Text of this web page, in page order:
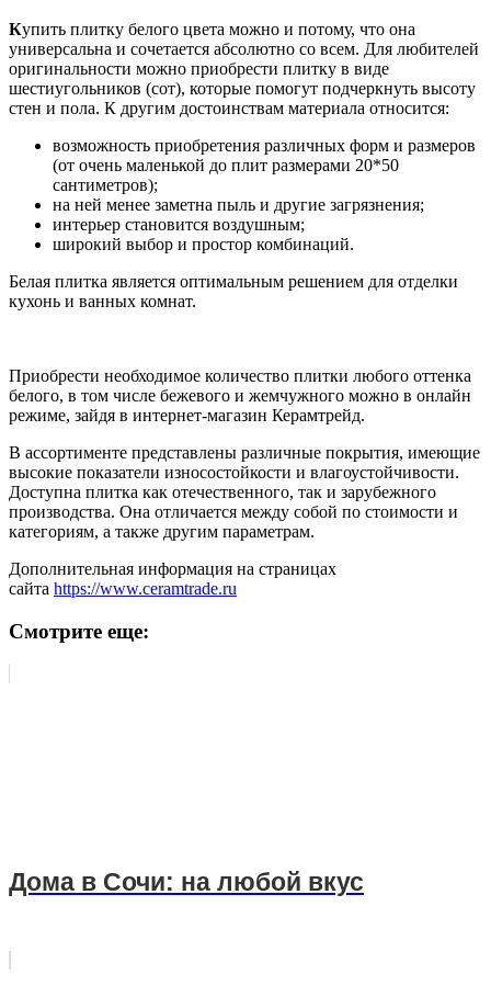
Купить плитку белого цвета можно и потому, что она
универсальна и сочетается абсолютно со всем. Для любителей
оригинальности можно приобрести плитку в виде
шестиугольников (сот), которые помогут подчеркнуть высоту
стен и пола. К другим достоинствам материала относится:
возможность приобретения различных форм и размеров
(от очень маленькой до плит размерами 20*50
сантиметров);
на ней менее заметна пыль и другие загрязнения;
интерьер становится воздушным;
широкий выбор и простор комбинаций.
Белая плитка является оптимальным решением для отделки
кухонь и ванных комнат.
Приобрести необходимое количество плитки любого оттенка
белого, в том числе бежевого и жемчужного можно в онлайн
режиме, зайдя в интернет-магазин Керамтрейд.
В ассортименте представлены различные покрытия, имеющие
высокие показатели износостойкости и влагоустойчивости.
Доступна плитка как отечественного, так и зарубежного
производства. Она отличается между собой по стоимости и
категориям, а также другим параметрам.
Дополнительная информация на страницах
сайта https://www.ceramtrade.ru
Смотрите еще:
Дома в Сочи: на любой вкус